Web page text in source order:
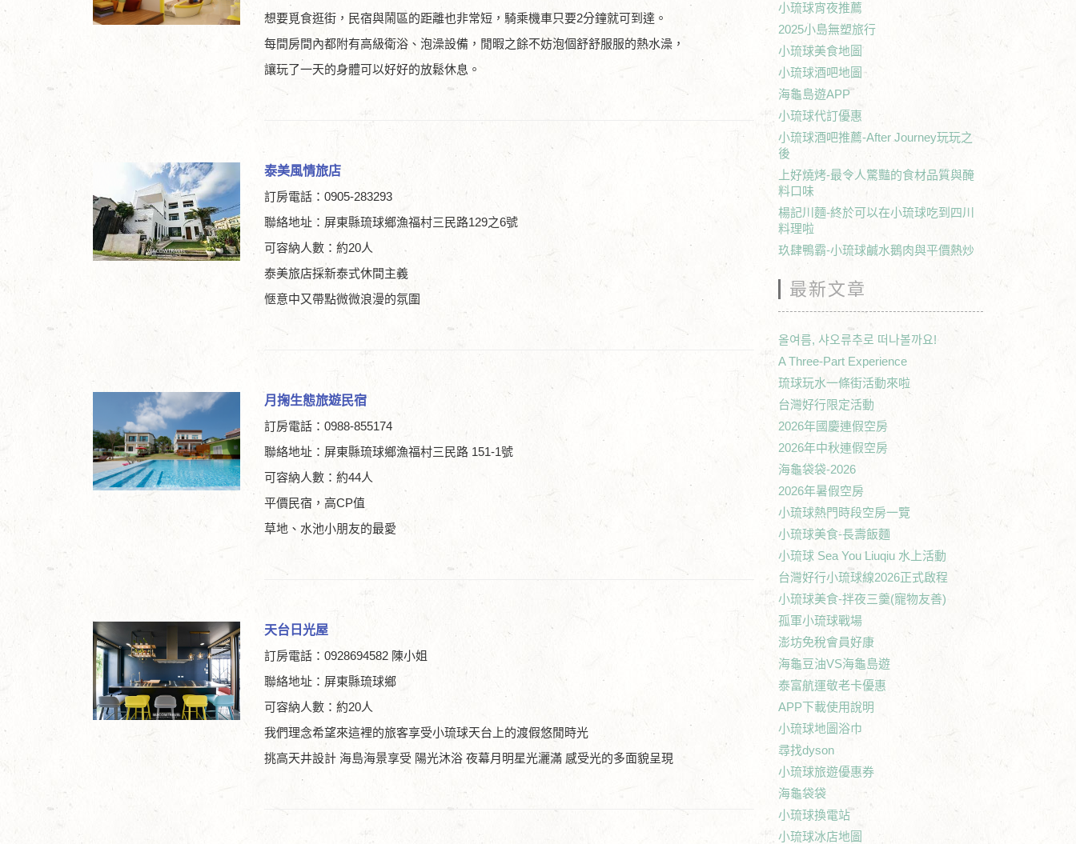
想要覓食逛街，民宿與鬧區的距離也非常短，騎乘機車只要2分鐘就可到達。
每間房間內都附有高級衛浴、泡澡設備，閒暇之餘不妨泡個舒舒服服的熱水澡，
讓玩了一天的身體可以好好的放鬆休息。
泰美風情旅店
訂房電話：0905-283293
聯絡地址：屏東縣琉球鄉漁福村三民路129之6號
可容納人數：約20人
泰美旅店採新泰式休間主義
愜意中又帶點微微浪漫的氛圍
月掬生態旅遊民宿
訂房電話：0988-855174
聯絡地址：屏東縣琉球鄉漁福村三民路 151-1號
可容納人數：約44人
平價民宿，高CP值
草地、水池小朋友的最愛
天台日光屋
訂房電話：0928694582 陳小姐
聯絡地址：屏東縣琉球鄉
可容納人數：約20人
我們理念希望來這裡的旅客享受小琉球天台上的渡假悠閒時光
挑高天井設計 海島海景享受 陽光沐浴 夜幕月明星光灑滿 感受光的多面貌呈現
小琉球宵夜推薦
2025小島無塑旅行
小琉球美食地圖
小琉球酒吧地圖
海龜島遊APP
小琉球代訂優惠
小琉球酒吧推薦-After Journey玩玩之
後
上好燒烤-最令人驚豔的食材品質與醃
料口味
楊記川麵-終於可以在小琉球吃到四川
料理啦
玖肆鴨霸-小琉球鹹水鵝肉與平價熱炒
最新文章
올여름, 샤오류추로 떠나볼까요!
A Three-Part Experience
琉球玩水一條街活動來啦
台灣好行限定活動
2026年國慶連假空房
2026年中秋連假空房
海龜袋袋-2026
2026年暑假空房
小琉球熱門時段空房一覽
小琉球美食-長壽飯麵
小琉球 Sea You Liuqiu 水上活動
台灣好行小琉球線2026正式啟程
小琉球美食-拌夜三羹(寵物友善)
孤軍小琉球戰場
澎坊免稅會員好康
海龜豆油VS海龜島遊
泰富航運敬老卡優惠
APP下載使用說明
小琉球地圖浴巾
尋找dyson
小琉球旅遊優惠券
海龜袋袋
小琉球換電站
小琉球冰店地圖